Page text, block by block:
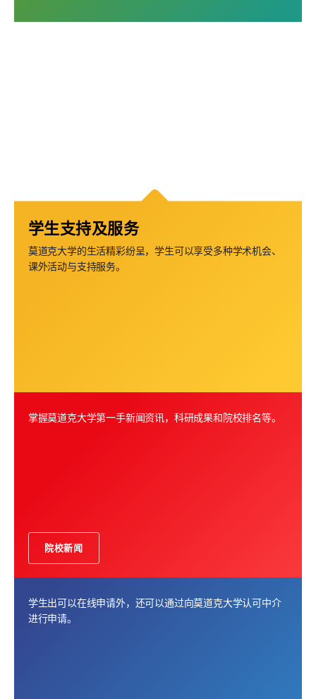
学生支持及服务
莫道克大学的生活精彩纷呈，学生可以享受多种学术机会、
课外活动与支持服务。
掌握莫道克大学第一手新闻资讯，科研成果和院校排名等。
院校新闻
学生出可以在线申请外，还可以通过向莫道克大学认可中介
进行申请。